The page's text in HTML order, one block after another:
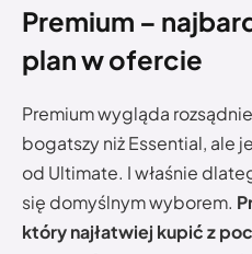
Premium –
plan w ofercie
Premium wygląda
bogatszy niż Essential, ale
od Ultimate. I właśnie
się domyślnym wyborem.
który najłatwiej kupić z